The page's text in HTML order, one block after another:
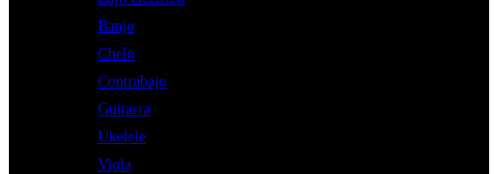
Banjo
Chelo
Contrabajo
Guitarra
Ukelele
Viola